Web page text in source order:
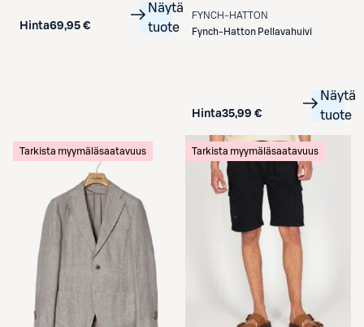
Hinta69,95 €
Näytä
tuote
FYNCH-HATTON
Fynch-Hatton Pellavahuivi
Hinta35,99 €
Näytä
tuote
Tarkista myymäläsaatavuus Tarkista myymäläsaatavuus